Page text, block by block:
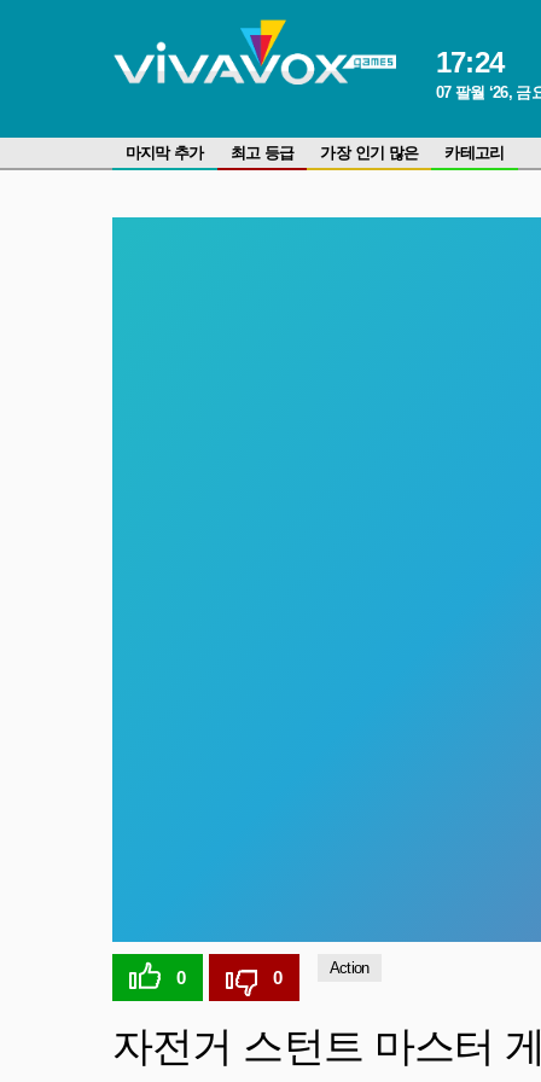
17:24
07 팔월 ‘26, 금
마지막 추가 최고 등급 가장 인기 많은 카테고리
0 0 Action
자전거 스턴트 마스터